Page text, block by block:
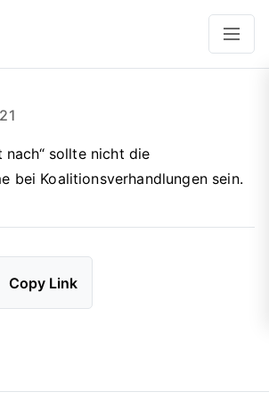
nach“ sollte nicht die
bei Koalitionsverhandlungen sein.
Copy Link